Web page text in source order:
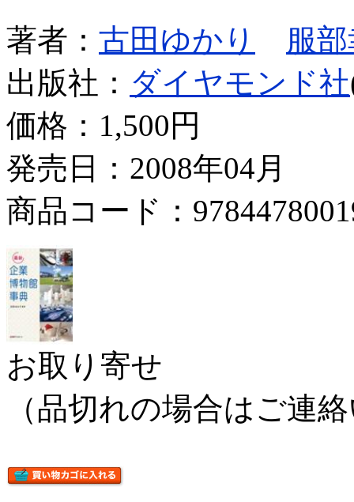
著者： 古田ゆかり
服
出版社： ダイヤモンド社
価格： 1,500円
発売日：2008年04月
商品コード：
お取り寄せ
（品切れの場合はご連